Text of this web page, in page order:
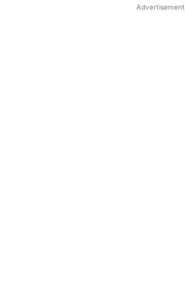
Advertisement